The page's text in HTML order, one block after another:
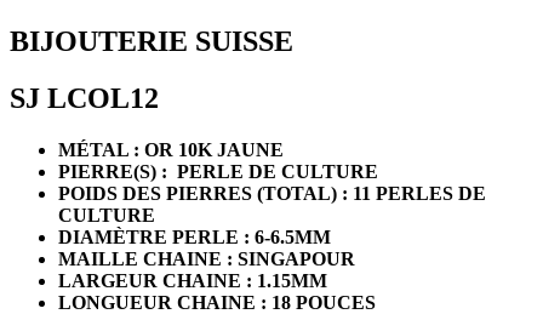
BIJOUTERIE SUISSE
SJ LCOL12
MÉTAL : OR 10K JAUNE
PIERRE(S) : PERLE DE CULTURE
POIDS DES PIERRES (TOTAL) : 11 PERLES DE
CULTURE
DIAMÈTRE PERLE : 6-6.5MM
MAILLE CHAINE : SINGAPOUR
LARGEUR CHAINE : 1.15MM
LONGUEUR CHAINE : 18 POUCES